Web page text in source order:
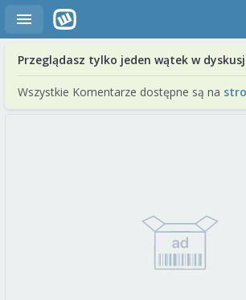
Przeglądasz tylko jeden wątek w
Wszystkie Komentarze dostępne są na